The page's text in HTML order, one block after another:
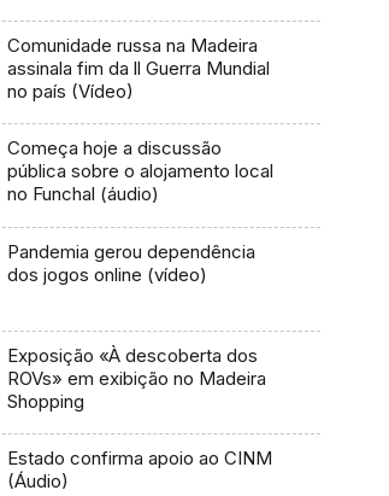
Comunidade russa na Madeira
assinala fim da ll Guerra Mundial
no país (Vídeo)
Começa hoje a discussão
pública sobre o alojamento local
no Funchal (áudio)
Pandemia gerou dependência
dos jogos online (vídeo)
Exposição «À descoberta dos
ROVs» em exibição no Madeira
Shopping
Estado confirma apoio ao CINM
(Áudio)